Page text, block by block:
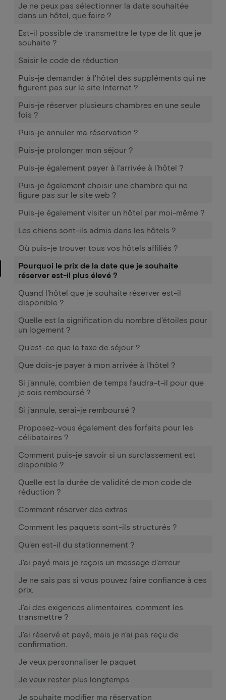
Je ne peux pas sélectionner la date souhaitée
dans un hôtel, que faire ?
Est-il possible de transmettre le type de lit que je
souhaite ?
Saisir le code de réduction
Puis-je demander à l'hôtel des suppléments qui ne
figurent pas sur le site Internet ?
Puis-je réserver plusieurs chambres en une seule
fois ?
Puis-je annuler ma réservation ?
Puis-je prolonger mon séjour ?
Puis-je également payer à l'arrivée à l'hôtel ?
Puis-je également choisir une chambre qui ne
figure pas sur le site web ?
Puis-je également visiter un hôtel par moi-même ?
Les chiens sont-ils admis dans les hôtels ?
Où puis-je trouver tous vos hôtels affiliés ?
Pourquoi le prix de la date que je souhaite
réserver est-il plus élevé ?
Quand l'hôtel que je souhaite réserver est-il
disponible ?
Quelle est la signification du nombre d'étoiles pour
un logement ?
Qu'est-ce que la taxe de séjour ?
Que dois-je payer à mon arrivée à l'hôtel ?
Si j'annule, combien de temps faudra-t-il pour que
je sois remboursé ?
Si j'annule, serai-je remboursé ?
Proposez-vous également des forfaits pour les
célibataires ?
Comment puis-je savoir si un surclassement est
disponible ?
Quelle est la durée de validité de mon code de
réduction ?
Comment réserver des extras
Comment les paquets sont-ils structurés ?
Qu'en est-il du stationnement ?
J'ai payé mais je reçois un message d'erreur
Je ne sais pas si vous pouvez faire confiance à ces
prix.
J'ai des exigences alimentaires, comment les
transmettre ?
J'ai réservé et payé, mais je n'ai pas reçu de
confirmation.
Je veux personnaliser le paquet
Je veux rester plus longtemps
Je souhaite modifier ma réservation